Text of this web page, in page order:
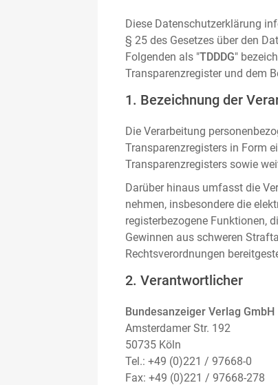
Diese Datenschutzerklärung
§ 25 des Gesetzes über den
Folgenden als "TDDDG"
Transparenzregister und dem
1. Bezeichnung der
Die Verarbeitung
Transparenzregisters in Form
Transparenzregisters sowie
Darüber hinaus umfasst die
nehmen, insbesondere die
registerbezogene Funktionen,
Gewinnen aus schweren
Rechtsverordnungen
2. Verantwortlicher
Bundesanzeiger Verlag GmbH
Amsterdamer Str. 192
50735 Köln
Tel.: +49 (0)221 / 97668-0
Fax: +49 (0)221 / 97668-278